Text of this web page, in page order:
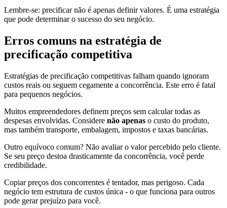
Lembre-se: precificar não é apenas definir valores. É uma estratégia
que pode determinar o sucesso do seu negócio.
Erros comuns na estratégia de
precificação competitiva
Estratégias de precificação competitivas falham quando ignoram
custos reais ou seguem cegamente a concorrência. Este erro é fatal
para pequenos negócios.
Muitos empreendedores definem preços sem calcular todas as
despesas envolvidas. Considere não apenas o custo do produto,
mas também transporte, embalagem, impostos e taxas bancárias.
Outro equívoco comum? Não avaliar o valor percebido pelo cliente.
Se seu preço destoa drasticamente da concorrência, você perde
credibilidade.
Copiar preços dos concorrentes é tentador, mas perigoso. Cada
negócio tem estrutura de custos única - o que funciona para outros
pode gerar prejuízo para você.